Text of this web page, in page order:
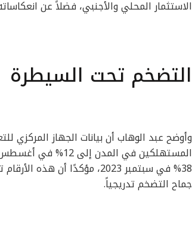
الاستثمار المحلي والأجنبي، فضلاً عن
التضخم تحت السيطرة
وأوضح عبد الوهاب أن بيانات الجهاز المركزي
38% في سبتمبر 2023، مؤكدًا
جماح التضخم تدريجياً.